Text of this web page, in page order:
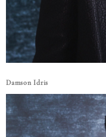
Damson Idris